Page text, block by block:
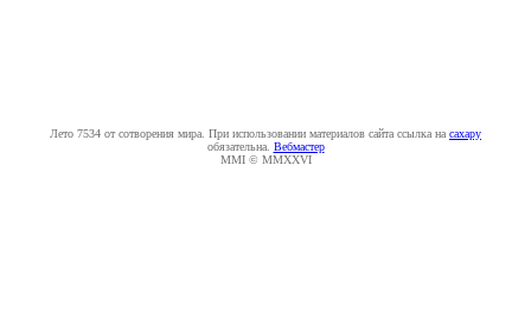
Лето 7534 от сотворения мира. При использовании материалов сайта ссылка на caxapу
обязательна. Вебмастер
MMI © MMXXVI